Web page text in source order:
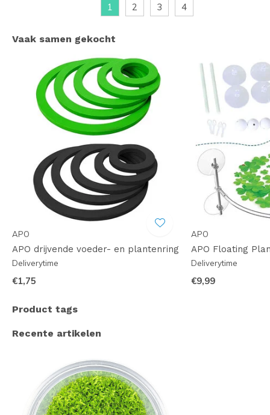
1 2 3 4
Vaak samen gekocht
APO
APO drijvende voeder- en plantenring
Deliverytime
€1,75
APO
APO Floating
Deliverytime
€9,99
Product tags
Recente artikelen